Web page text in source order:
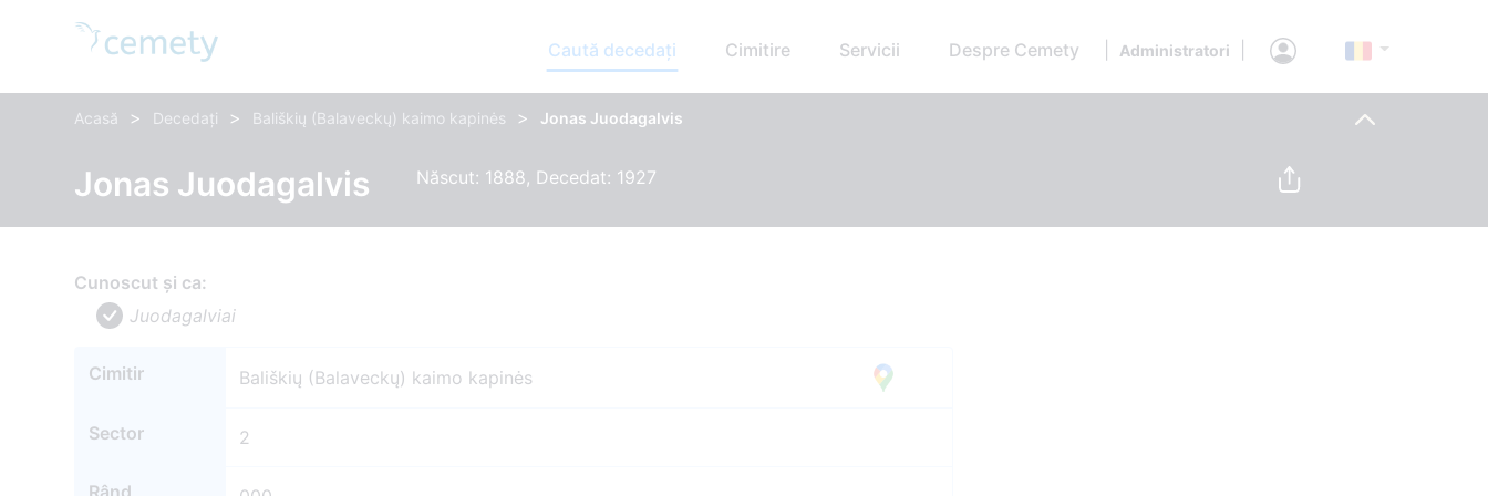
Caută decedați Cimitire Servicii Despre Cemety Administratori
Acasă > Decedați > Bališkių (Balaveckų) kaimo kapinės > Jonas Juodagalvis
Jonas Juodagalvis Născut: 1888, Decedat: 1927
Cunoscut și ca:
Juodagalviai
Cimitir Bališkių (Balaveckų) kaimo kapinės
Sector 2